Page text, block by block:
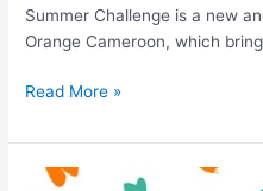
Summer Challenge is a new
Orange Cameroon, which
Read More »
Orange